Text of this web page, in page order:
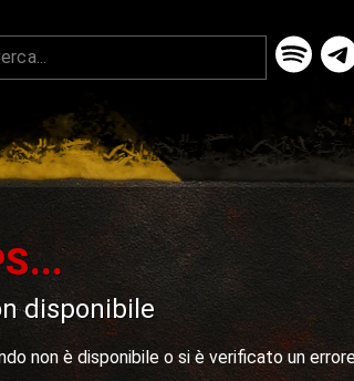
disponibile
non è disponibile o si è verificato un